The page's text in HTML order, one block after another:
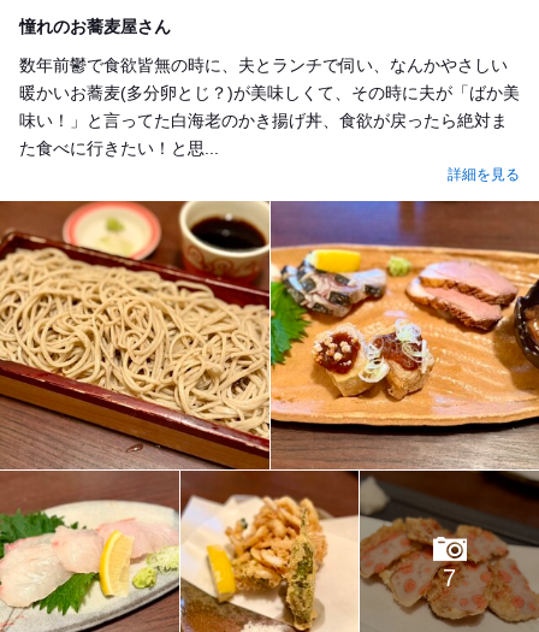
憧れのお蕎麦屋さん
数年前鬱で食欲皆無の時に、夫とランチで伺い、なんかやさしい
暖かいお蕎麦(多分卵とじ？)が美味しくて、その時に夫が「ばか美
味い！」と言ってた白海老のかき揚げ丼、食欲が戻ったら絶対ま
た食べに行きたい！と思...
詳細を見る
7